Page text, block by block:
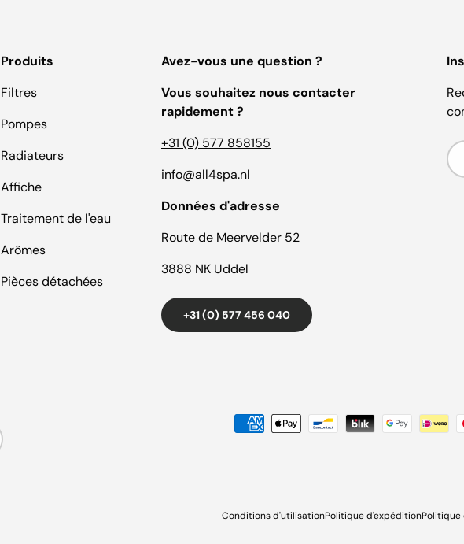
Produits
Filtres
Pompes
Radiateurs
Affiche
Traitement de l'eau
Arômes
Pièces détachées
Avez-vous une question ?
Vous souhaitez nous contacter
rapidement ?
+31 (0) 577 858155
info@all4spa.nl
Données d'adresse
Route de Meervelder 52
3888 NK Uddel
+31 (0) 577 456 040
Moyens de paiement acceptés
Conditions d'utilisationPolitique d'expédition